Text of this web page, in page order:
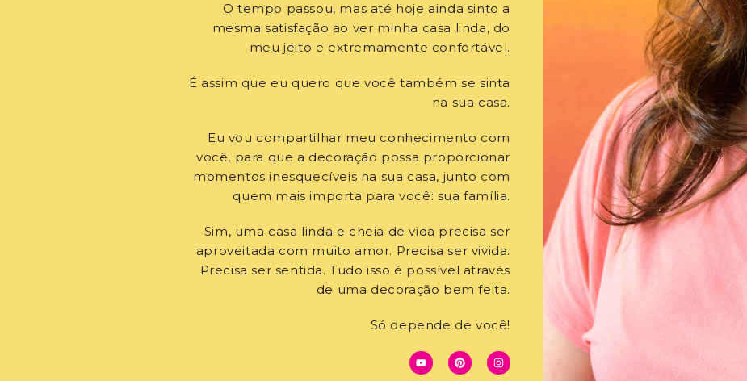
O tempo passou, mas até hoje ainda sinto a
mesma satisfação ao ver minha casa linda, do
meu jeito e extremamente confortável.
É assim que eu quero que você também se sinta
na sua casa.
Eu vou compartilhar meu conhecimento com
você, para que a decoração possa proporcionar
momentos inesquecíveis na sua casa, junto com
quem mais importa para você: sua família.
Sim, uma casa linda e cheia de vida precisa ser
aproveitada com muito amor. Precisa ser vivida.
Precisa ser sentida. Tudo isso é possível através
de uma decoração bem feita.
Só depende de você!